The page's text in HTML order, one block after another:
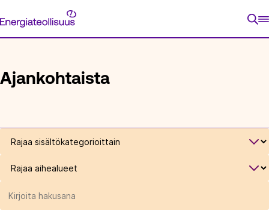
suoraan
Energiateollisuus
ETUSIVU
Ajankohtaista